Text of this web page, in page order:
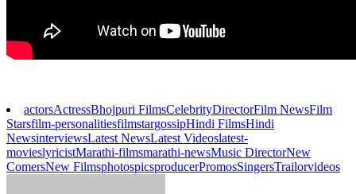
actorsActressBhojpuri FilmsCelebrityDirectorFilm NewsFilm
Starsfilm-personalitiesfilmstargossipHindi FilmsHindi
NewsinterviewsLatest NewsLatest Videoslatest-
movieslyricistMarathi-filmsmarathi-newsMusic DirectorNew
ComersNew FilmsphotospicsproducerPromosSingersTrailorvideos